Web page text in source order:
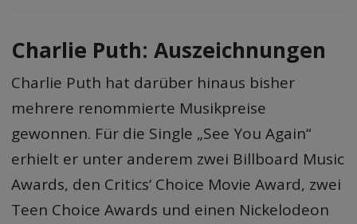
Charlie Puth: Auszeichnungen
Charlie Puth hat darüber hinaus bisher
mehrere renommierte Musikpreise
gewonnen. Für die Single „See You Again“
erhielt er unter anderem zwei Billboard Music
Awards, den Critics‘ Choice Movie Award, zwei
Teen Choice Awards und einen Nickelodeon